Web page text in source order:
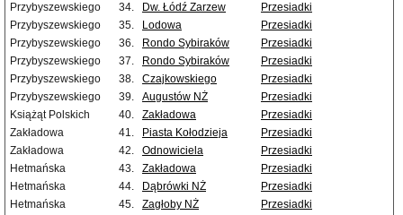
Przybyszewskiego
34. Dw. Łódź Zarzew
Przesiadki
Przybyszewskiego
35. Lodowa
Przesiadki
Przybyszewskiego
36. Rondo Sybiraków
Przesiadki
Przybyszewskiego
37. Rondo Sybiraków
Przesiadki
Przybyszewskiego
38. Czajkowskiego
Przesiadki
Przybyszewskiego
39. Augustów NŻ
Przesiadki
Książąt Polskich
40. Zakładowa
Przesiadki
Zakładowa
41. Piasta Kołodzieja
Przesiadki
Zakładowa
42. Odnowiciela
Przesiadki
Hetmańska
43. Zakładowa
Przesiadki
Hetmańska
44. Dąbrówki NŻ
Przesiadki
Hetmańska
45. Zagłoby NŻ
Przesiadki